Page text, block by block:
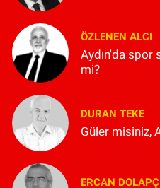
ÖZLENEN ALCI
Aydın'da spor
mi?
DURAN TEKE
Güler misiniz,
ERCAN